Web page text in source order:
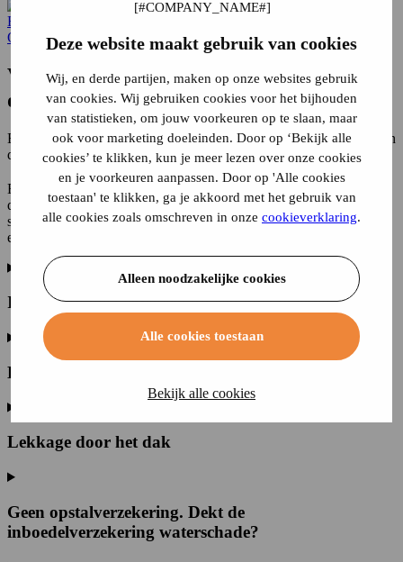
Deze website maakt gebruik van cookies
Wij, en derde partijen, maken op onze websites gebruik
van cookies. Wij gebruiken cookies voor het bijhouden
van statistieken, om jouw voorkeuren op te slaan, maar
ook voor marketing doeleinden. Door op ‘Bekijk alle
cookies’ te klikken, kun je meer lezen over onze cookies
en je voorkeuren aanpassen. Door op 'Alle cookies
toestaan' te klikken, ga je akkoord met het gebruik van
alle cookies zoals omschreven in onze cookieverklaring.
Alleen noodzakelijke cookies
Alle cookies toestaan
Bekijk alle cookies
Home
Opstalverzekering
Valtlekkageonder dedekkingvan de
opstalverzekering?
Een opstalverzekering sluit je af om jouwhuis te beschermen
tegen
dreigende gevaren.
Een opstalverzekering
sluit je af om jouw huis te beschermen tegen
dreigende gevaren. Een opstalverzekering biedt ook dekking voor
schade die veroorzaakt wordt door een lekkage, behalve als het om
een lekkage gaat die je had kunnen voorkomen.
Is daklekkage verzekerd op een opstalverzekering?
Lekkage door de douche
Lekkage door het dak
Geen opstalverzekering. Dekt de
inboedelverzekering waterschade?